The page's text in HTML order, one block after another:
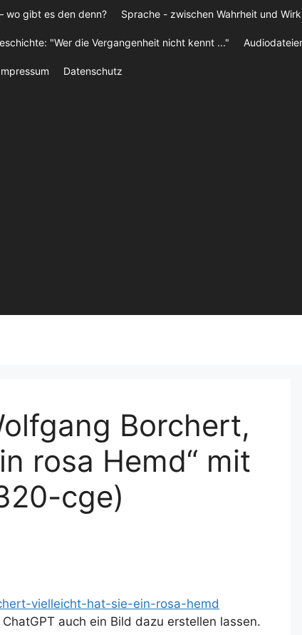
wo gibt es den denn? Sprache - zwischen Wahrheit und
"Wer die Vergangenheit nicht kennt ..."
Datenschutz
Borchert,
rosa Hemd“ mit
cge)
vielleicht-hat-sie-ein-rosa-hemd
auch ein Bild dazu erstellen lassen.